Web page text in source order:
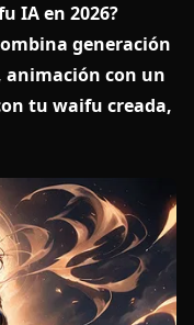
IA en 2026?
generación
animación con un
tu waifu creada,